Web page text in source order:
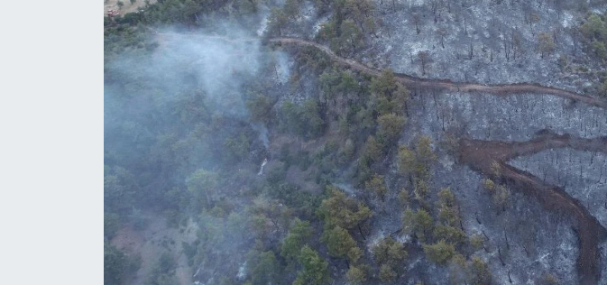
Röportaj
Manşet
Karikatür Galeri
ASTROLOJİ